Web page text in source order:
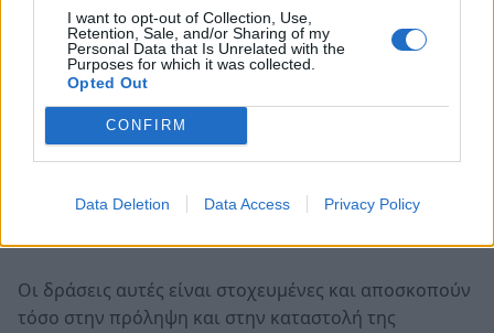
I want to opt-out of Collection, Use,
Retention, Sale, and/or Sharing of my
Personal Data that Is Unrelated with the
Purposes for which it was collected.
Opted Out
CONFIRM
Data Deletion Data Access Privacy Policy
Κατά τη διάρκεια της επιχείρησης, βεβαιώθηκαν
συνολικά εβδομήντα τέσσερις (74) παραβάσεις του
Κώδικα Οδικής Κυκλοφορίας και μία (1) παράβαση
του Υγειονομικού Κανονισμού, ενώ βρέθηκαν και
κατασχέθηκαν, το χρηματικό ποσό των -2.235- ευρώ,
τρία (3) ζεύγη ζαριών και ένα φορτηγό όχημα.
Οι συλληφθέντες θα οδηγηθούν στους αρμόδιους
Οι δράσεις αυτές είναι στοχευμένες και αποσκοπούν
τόσο στην πρόληψη και στην καταστολή της